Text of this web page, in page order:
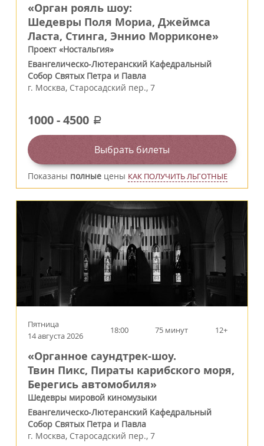
«Орган рояль шоу:
Шедевры Поля Мориа, Джеймса
Ласта, Стинга, Эннио Морриконе»
Проект «Ностальгия»
Евангелическо-Лютеранский Кафедральный
Собор Святых Петра и Павла
г. Москва, Старосадский пер., 7
1000-4500 a
Выбрать билеты
Показаны полные цены КАК ПОЛУЧИТЬ ЛЬГОТНЫЕ
Пятница
14 августа 2026
18:00 75 минут 12+
«Органное саундтрек-шоу.
Твин Пикс, Пираты карибского моря,
Берегись автомобиля»
Шедевры мировой киномузыки
Евангелическо-Лютеранский Кафедральный
Собор Святых Петра и Павла
г. Москва, Старосадский пер., 7